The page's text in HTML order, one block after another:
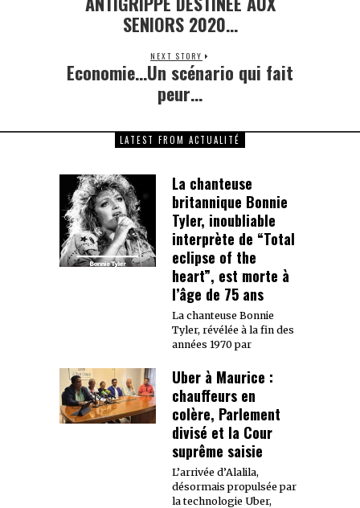
SENIORS 2020…
NEXT STORY
Next
Economie…Un scénario qui fait
peur…
LATEST FROM ACTUALITÉ
La chanteuse
britannique Bonnie
Tyler, inoubliable
interprète de “Total
eclipse of the
heart”, est morte à
l’âge de 75 ans
La chanteuse Bonnie
Tyler, révélée à la fin des
années 1970 par
Uber à Maurice :
chauffeurs en
colère, Parlement
divisé et la Cour
suprême saisie
L’arrivée d’Alalila,
désormais propulsée par
la technologie Uber,